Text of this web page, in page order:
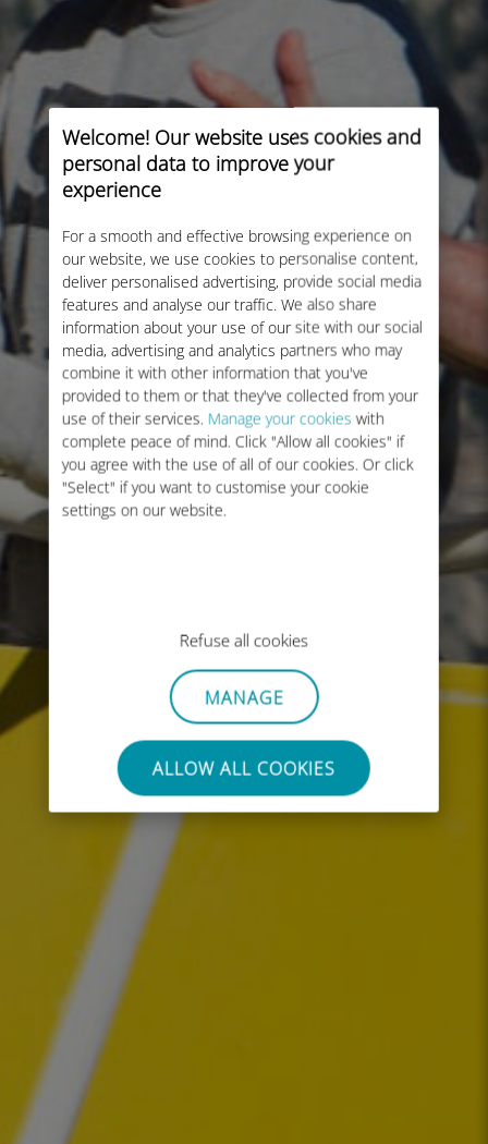
Welcome! Our website uses cookies and
personal data to improve your
experience
For a smooth and effective browsing experience on
our website, we use cookies to personalise content,
deliver personalised advertising, provide social media
features and analyse our traffic. We also share
information about your use of our site with our social
media, advertising and analytics partners who may
combine it with other information that you've
provided to them or that they've collected from your
use of their services. Manage your cookies with
complete peace of mind. Click "Allow all cookies" if
you agree with the use of all of our cookies. Or click
"Select" if you want to customise your cookie
settings on our website.
Refuse all cookies
MANAGE
ALLOW ALL COOKIES